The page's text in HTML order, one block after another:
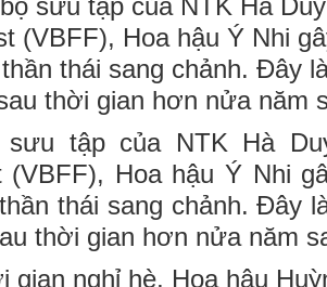
tập của NTK Hà
(VBFF), Hoa hậu Ý Nhi
thái sang chảnh. Đây
thời gian hơn nửa năm